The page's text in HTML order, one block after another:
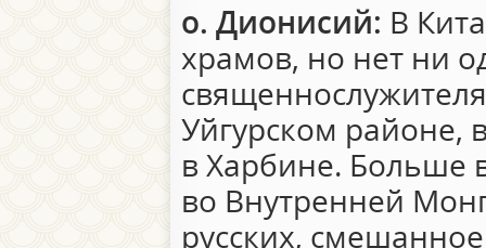
о. Дионисий: В
храмов, но нет ни
Уйгурском районе,
в Харбине. Больше
во Внутренней
русских,